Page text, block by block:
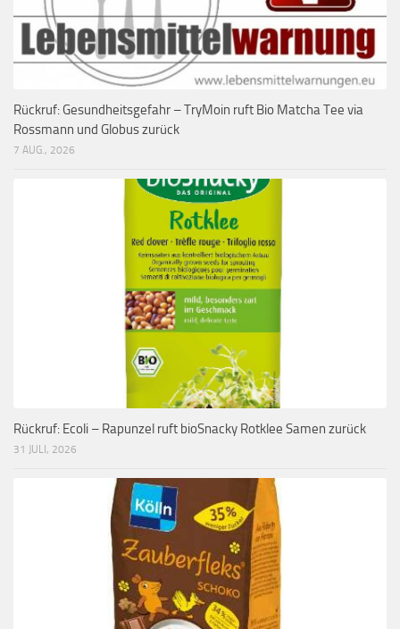
Rückruf: Gesundheitsgefahr – TryMoin ruft Bio Matcha Tee via
Rossmann und Globus zurück
7 AUG., 2026
Rückruf: Ecoli – Rapunzel ruft bioSnacky Rotklee Samen zurück
31 JULI, 2026